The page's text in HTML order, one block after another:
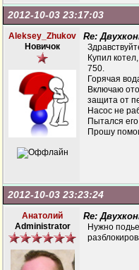
2012-10-03 23:17:03
Aleksey_Zhukov
Новичок
Re:
Купил
750.
Горячая
Включаю
защита от
Насос не
Пытался его
Прошу
2012-10-03 23:23:24
Анатолий
Administrator
Re:
Нужно